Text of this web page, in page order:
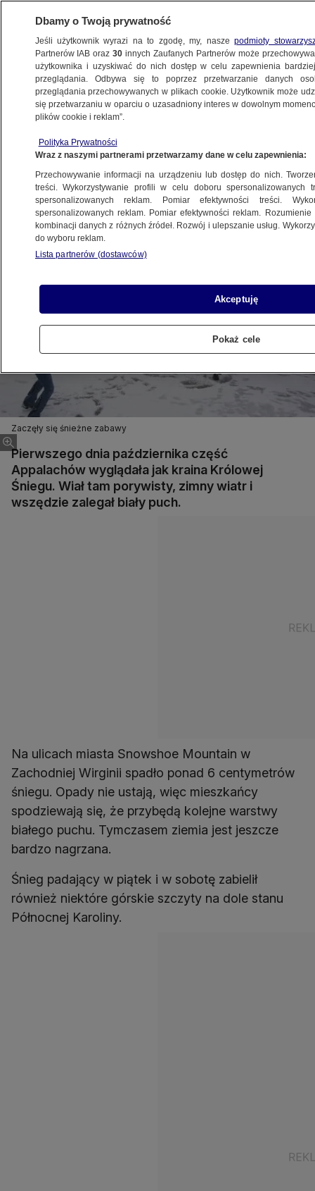
METEO
NAJNOWSZE
śniegu w Appalachach
3.10.2011, 08:17
Udostępnij
Zaczęły się śnieżne zabawy
Pierwszego dnia października część
Appalachów wyglądała jak kraina Królowej
Śniegu. Wiał tam porywisty, zimny wiatr i
wszędzie zalegał biały puch.
Na ulicach miasta Snowshoe Mountain w
Zachodniej Wirginii spadło ponad 6 centymetrów
śniegu. Opady nie ustają, więc mieszkańcy
spodziewają się, że przybędą kolejne warstwy
białego puchu. Tymczasem ziemia jest jeszcze
bardzo nagrzana.
Śnieg padający w piątek i w sobotę zabielił
również niektóre górskie szczyty na dole stanu
Północnej Karoliny.
Dbamy o Twoją prywatność
Jeśli użytkownik wyrazi na to zgodę, my, naszepodmioty
Partnerów IAB oraz30 innych Zaufanych Partnerów może
użytkownika i uzyskiwać do nich dostęp w celu zapewnienia
przeglądania. Odbywa się to poprzez przetwarzanie danych
przeglądania przechowywanych w plikach cookie. Użytkownik może
się przetwarzaniu w oparciu o uzasadniony interes w dowolnym
plików cookie i reklam”.
Polityka Prywatności
Wraz z naszymi partnerami przetwarzamy dane w celu zapewnienia:
Przechowywanie informacji na urządzeniu lub dostęp do nich.
treści. Wykorzystywanie profili w celu doboru spersonalizowanych
spersonalizowanych reklam. Pomiar efektywności treści.
spersonalizowanych reklam. Pomiar efektywności reklam.
kombinacji danych z różnych źródeł. Rozwój i ulepszanie usług.
do wyboru reklam.
Lista partnerów (dostawców)
Akceptuję
Pokaż cele